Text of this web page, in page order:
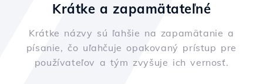
Krátke a zapamätateľné
Krátke názvy sú ľahšie na zapamätanie a
písanie, čo uľahčuje opakovaný prístup pre
používateľov a tým zvyšuje ich vernosť.